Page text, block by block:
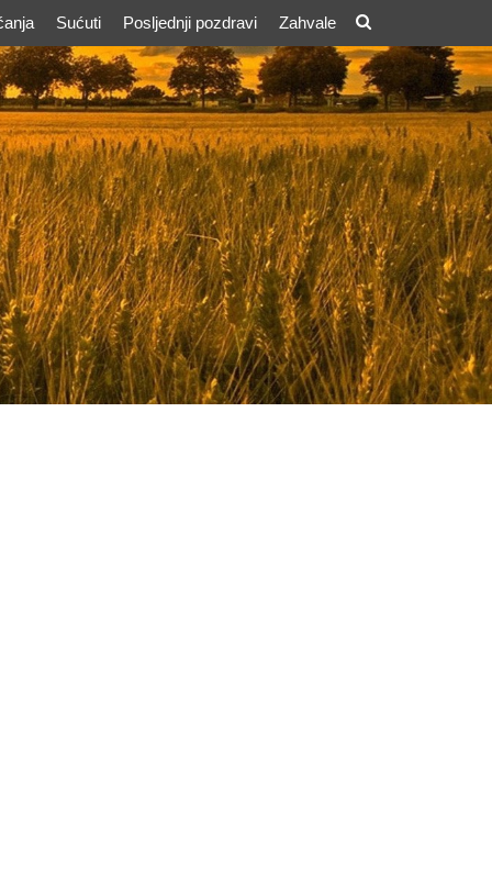
Sućuti Posljednji pozdravi Zahvale